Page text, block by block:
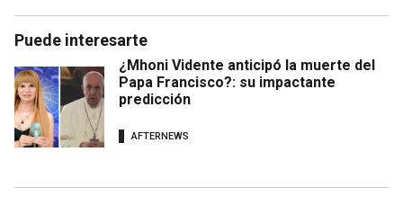
Puede interesarte
¿Mhoni Vidente anticipó la muerte del
Papa Francisco?: su impactante
predicción
AFTERNEWS